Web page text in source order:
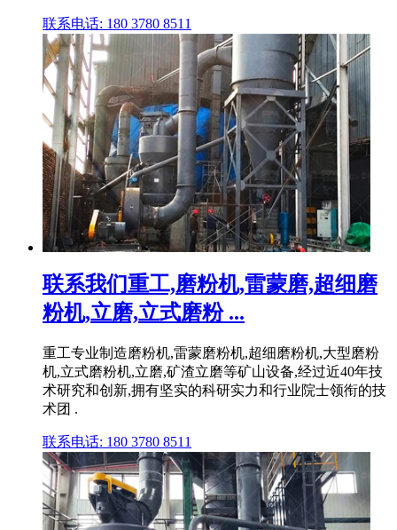
联系电话: 180 3780 8511
联系我们重工,磨粉机,雷蒙磨,超细磨
粉机,立磨,立式磨粉 ...
重工专业制造磨粉机,雷蒙磨粉机,超细磨粉机,大型磨粉
机,立式磨粉机,立磨,矿渣立磨等矿山设备,经过近40年技
术研究和创新,拥有坚实的科研实力和行业院士领衔的技
术团 .
联系电话: 180 3780 8511